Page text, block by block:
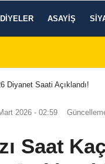
ASAYIŞ
Diyanet Saati Açıklandı!
2026 - 02:59
Saat